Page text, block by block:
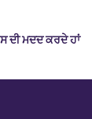
ਦੀ ਮਦਦ ਕਰਦੇ ਹਾਂ